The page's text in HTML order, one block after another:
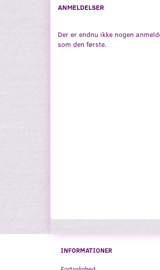
ANMELDELSER
Der er endnu ikke nogen
som den første.
INFORMATIONER